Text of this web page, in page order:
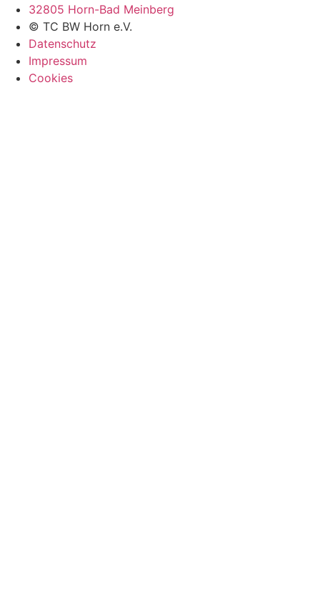
32805 Horn-Bad Meinberg
© TC BW Horn e.V.
Datenschutz
Impressum
Cookies